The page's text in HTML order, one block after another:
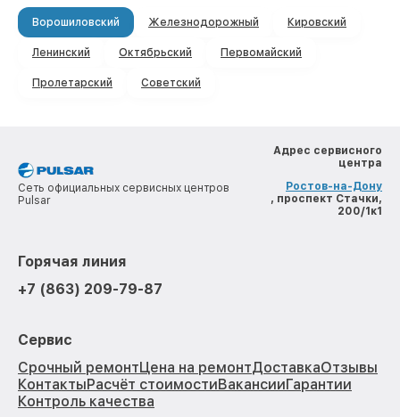
Ворошиловский Железнодорожный Кировский
Ленинский Октябрьский Первомайский
Пролетарский Советский
Сеть официальных сервисных центров
Pulsar
Адрес сервисного
центра
Ростов-на-Дону
, проспект Стачки,
200/1к1
Горячая линия
+7 (863) 209-79-87
Сервис
Срочный ремонтЦена на ремонтДоставкаОтзывы
КонтактыРасчёт стоимостиВакансииГарантии
Контроль качества